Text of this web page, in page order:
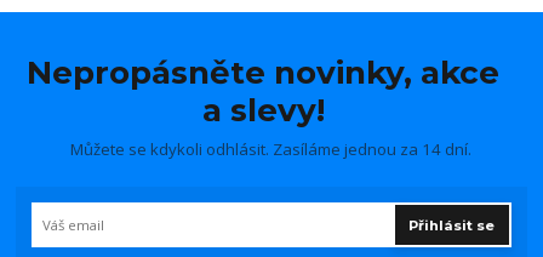
Nepropásněte novinky, akce
a slevy!
Můžete se kdykoli odhlásit. Zasíláme jednou za 14 dní.
Přihlásit se